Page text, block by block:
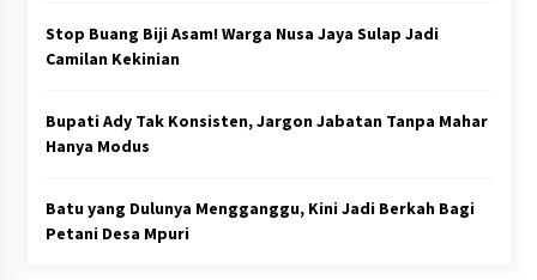
Stop Buang Biji Asam! Warga Nusa Jaya Sulap Jadi
Camilan Kekinian
Bupati Ady Tak Konsisten, Jargon Jabatan Tanpa Mahar
Hanya Modus
Batu yang Dulunya Mengganggu, Kini Jadi Berkah Bagi
Petani Desa Mpuri